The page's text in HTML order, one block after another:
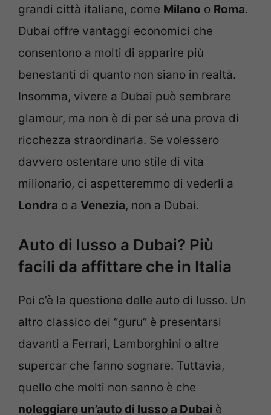
grandi città italiane, come Milano o Roma.
Dubai offre vantaggi economici che
consentono a molti di apparire più
benestanti di quanto non siano in realtà.
Insomma, vivere a Dubai può sembrare
glamour, ma non è di per sé una prova di
ricchezza straordinaria. Se volessero
davvero ostentare uno stile di vita
milionario, ci aspetteremmo di vederli a
Londra o a Venezia, non a Dubai.
Auto di lusso a Dubai? Più
facili da affittare che in Italia
Poi c’è la questione delle auto di lusso. Un
altro classico dei “guru” è presentarsi
davanti a Ferrari, Lamborghini o altre
supercar che fanno sognare. Tuttavia,
quello che molti non sanno è che
noleggiare un’auto di lusso a Dubai è